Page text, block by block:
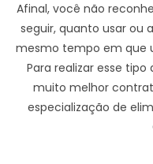
Afinal, você não
seguir, quanto usar ou
mesmo tempo em que
Para realizar esse
muito melhor
especialização de